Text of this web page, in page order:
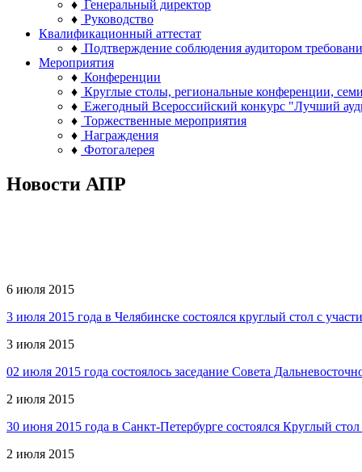
♦ Генеральный директор
♦ Руководство
Квалификационный аттестат
♦ Подтверждение соблюдения аудитором
Мероприятия
♦ Конференции
♦ Круглые столы, региональные конференции,
♦ Ежегодный Всероссийский конкурс "Лучший
♦ Торжественные мероприятия
♦ Награждения
♦ Фотогалерея
Новости АПР
6 июля 2015
3 июля 2015 года в Челябинске состоялся круглый стол с
3 июля 2015
02 июля 2015 года состоялось заседание Совета
2 июля 2015
30 июня 2015 года в Санкт-Петербурге состоялся Круглый
2 июля 2015